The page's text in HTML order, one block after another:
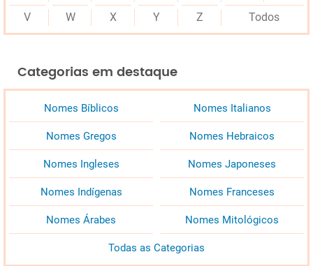
V
W X Y Z Todos
Categorias em destaque
Nomes Bíblicos Nomes Italianos
Nomes Gregos Nomes Hebraicos
Nomes Ingleses Nomes Japoneses
Nomes Indígenas Nomes Franceses
Nomes Árabes Nomes Mitológicos
Todas as Categorias